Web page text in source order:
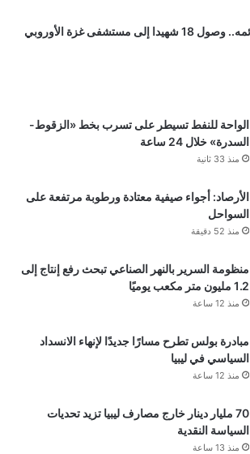
الاحتلال يواصل جرائمه.. وصول 18 شهيدا إلى مستشفى غزة الأوروبي
الواحة للنفط تسيطر على تسرب بخط «الزقوط-
السدرة» خلال 24 ساعة
منذ 33 ثانية
الأرصاد: أجواء صيفية معتادة ورطوبة مرتفعة على
السواحل
منذ 52 دقيقة
منظومة السرير بالنهر الصناعي تبحث رفع إنتاج إلى
1.2 مليون متر مكعب يوميًا
منذ 12 ساعة
مبادرة بولس تطرح مسارًا جديدًا لإنهاء الانسداد
السياسي في ليبيا
منذ 12 ساعة
70 مليار دينار خارج مصارف ليبيا تزيد تحديات
السياسة النقدية
منذ 13 ساعة